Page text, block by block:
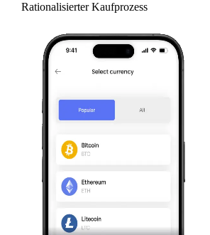
Rationalisierter Kaufprozess